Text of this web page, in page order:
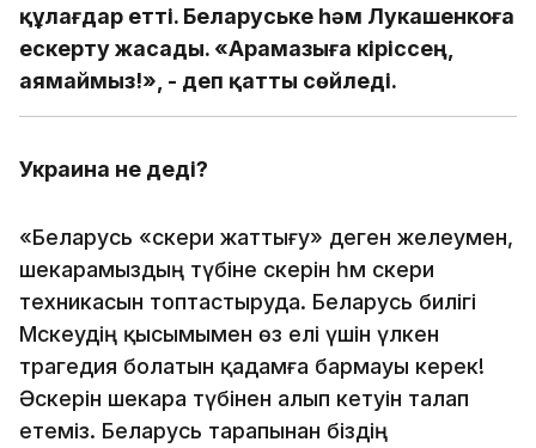
құлағдар етті. Беларуське һәм Лукашенкоға
ескерту жасады. «Арамазыға кіріссең,
аямаймыз!», - деп қатты сөйледі.
Украина не деді?
«Беларусь «әскери жаттығу» деген желеумен,
шекарамыздың түбіне әскерін һәм әскери
техникасын топтастыруда. Беларусь билігі
Мәскеудің қысымымен өз елі үшін үлкен
трагедия болатын қадамға бармауы керек!
Әскерін шекара түбінен алып кетуін талап
етеміз. Беларусь тарапынан біздің